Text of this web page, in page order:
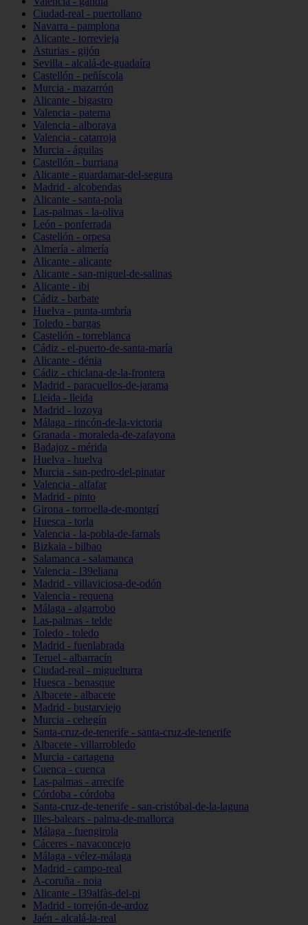
Ciudad-real - puertollano
Navarra - pamplona
Alicante - torrevieja
Asturias - gijón
Sevilla - alcalá-de-guadaíra
Castellón - peñíscola
Murcia - mazarrón
Alicante - bigastro
Valencia - paterna
Valencia - alboraya
Valencia - catarroja
Murcia - águilas
Castellón - burriana
Alicante - guardamar-del-segura
Madrid - alcobendas
Alicante - santa-pola
Las-palmas - la-oliva
León - ponferrada
Castellón - orpesa
Almería - almería
Alicante - alicante
Alicante - san-miguel-de-salinas
Alicante - ibi
Cádiz - barbate
Huelva - punta-umbría
Toledo - bargas
Castellón - torreblanca
Cádiz - el-puerto-de-santa-maría
Alicante - dénia
Cádiz - chiclana-de-la-frontera
Madrid - paracuellos-de-jarama
Lleida - lleida
Madrid - lozoya
Málaga - rincón-de-la-victoria
Granada - moraleda-de-zafayona
Badajoz - mérida
Huelva - huelva
Murcia - san-pedro-del-pinatar
Valencia - alfafar
Madrid - pinto
Girona - torroella-de-montgrí
Huesca - torla
Valencia - la-pobla-de-farnals
Bizkaia - bilbao
Salamanca - salamanca
Valencia - l39eliana
Madrid - villaviciosa-de-odón
Valencia - requena
Málaga - algarrobo
Las-palmas - telde
Toledo - toledo
Madrid - fuenlabrada
Teruel - albarracín
Ciudad-real - miguelturra
Huesca - benasque
Albacete - albacete
Madrid - bustarviejo
Murcia - cehegín
Santa-cruz-de-tenerife - santa-cruz-de-tenerife
Albacete - villarrobledo
Murcia - cartagena
Cuenca - cuenca
Las-palmas - arrecife
Córdoba - córdoba
Santa-cruz-de-tenerife - san-cristóbal-de-la-laguna
Illes-balears - palma-de-mallorca
Málaga - fuengirola
Cáceres - navaconcejo
Málaga - vélez-málaga
Madrid - campo-real
A-coruña - noia
Alicante - l39alfàs-del-pi
Madrid - torrejón-de-ardoz
Jaén - alcalá-la-real